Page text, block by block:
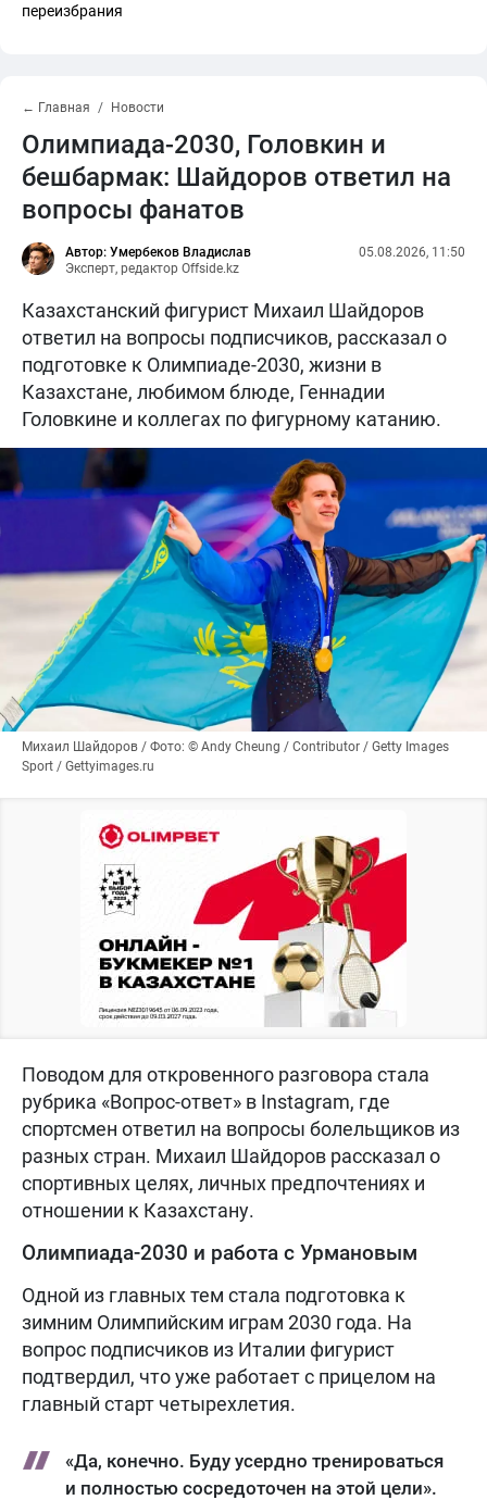
переизбрания
← Главная Новости
Олимпиада-2030, Головкин и
бешбармак: Шайдоров ответил на
вопросы фанатов
Автор: Умербеков Владислав
Эксперт, редактор Offside.kz
05.08.2026, 11:50
Казахстанский фигурист Михаил Шайдоров
ответил на вопросы подписчиков, рассказал о
подготовке к Олимпиаде-2030, жизни в
Казахстане, любимом блюде, Геннадии
Головкине и коллегах по фигурному катанию.
Михаил Шайдоров / Фото: © Andy Cheung / Contributor / Getty Images
Sport / Gettyimages.ru
Поводом для откровенного разговора стала
рубрика «Вопрос-ответ» в Instagram, где
спортсмен ответил на вопросы болельщиков из
разных стран. Михаил Шайдоров рассказал о
спортивных целях, личных предпочтениях и
отношении к Казахстану.
Олимпиада-2030 и работа с Урмановым
Одной из главных тем стала подготовка к
зимним Олимпийским играм 2030 года. На
вопрос подписчиков из Италии фигурист
подтвердил, что уже работает с прицелом на
главный старт четырехлетия.
«Да, конечно. Буду усердно тренироваться
и полностью сосредоточен на этой цели».